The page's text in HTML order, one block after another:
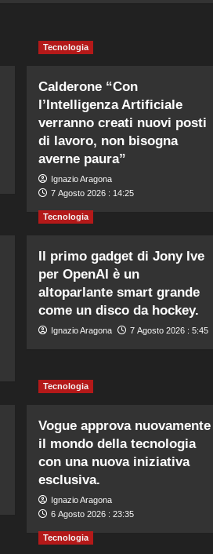
Tecnologia
Calderone “Con
l’Intelligenza Artificiale
verranno creati nuovi posti
di lavoro, non bisogna
averne paura”
Ignazio Aragona
7 Agosto 2026 : 14:25
Tecnologia
Il primo gadget di Jony Ive
per OpenAI è un
altoparlante smart grande
come un disco da hockey.
Ignazio Aragona 7 Agosto 2026 : 5:45
Tecnologia
Vogue approva nuovamente
il mondo della tecnologia
con una nuova iniziativa
esclusiva.
Ignazio Aragona
6 Agosto 2026 : 23:35
Tecnologia